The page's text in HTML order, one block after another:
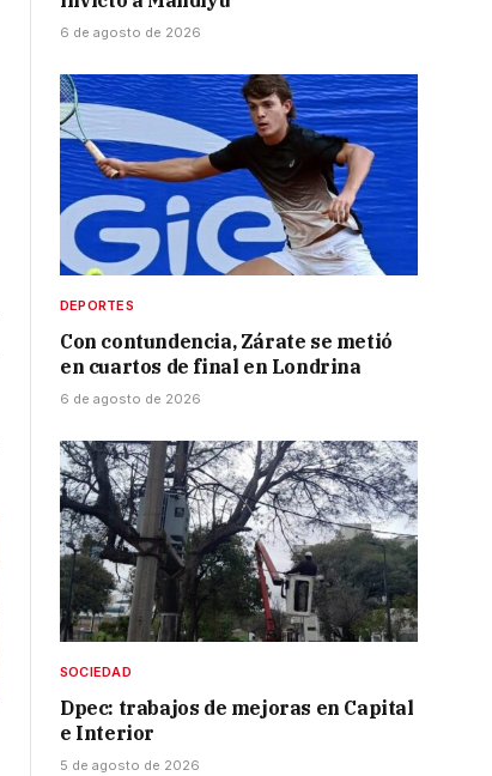
6 de agosto de 2026
DEPORTES
Con contundencia, Zárate se metió
en cuartos de final en Londrina
6 de agosto de 2026
SOCIEDAD
Dpec: trabajos de mejoras en Capital
e Interior
5 de agosto de 2026